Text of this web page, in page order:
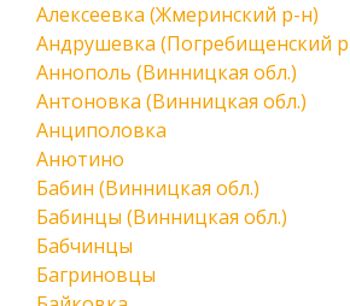
Алексеевка (Жмеринский р-н)
Андрушевка (Погребищенский
Аннополь (Винницкая обл.)
Антоновка (Винницкая обл.)
Анциполовка
Анютино
Бабин (Винницкая обл.)
Бабинцы (Винницкая обл.)
Бабчинцы
Багриновцы